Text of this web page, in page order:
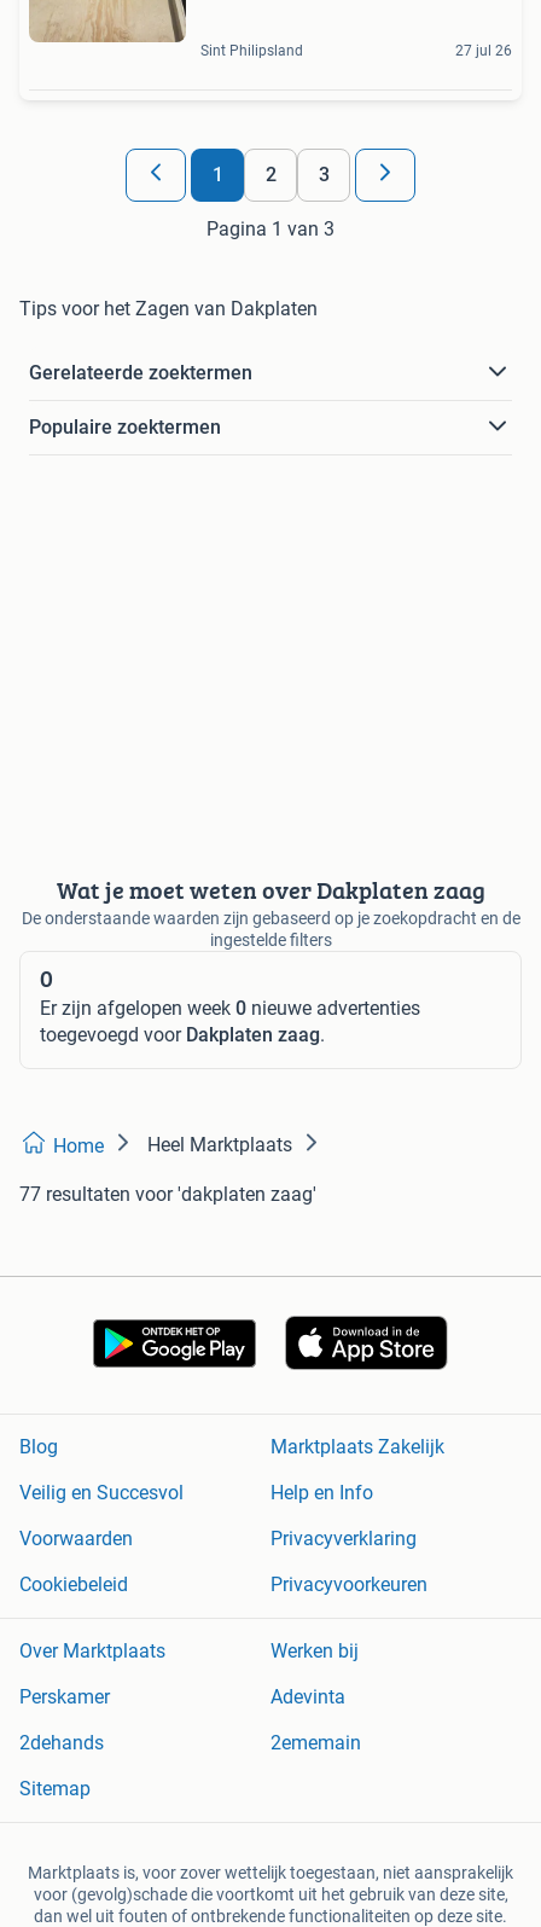
Sint Philipsland 27 jul 26
1 2 3
Pagina 1 van 3
Tips voor het Zagen van Dakplaten
Gerelateerde zoektermen
Populaire zoektermen
Wat je moet weten over Dakplaten zaag
De onderstaande waarden zijn gebaseerd op je zoekopdracht en de
ingestelde filters
0
Er zijn afgelopen week 0 nieuwe advertenties
toegevoegd voor Dakplaten zaag.
Home Heel Marktplaats
77 resultaten voor 'dakplaten zaag'
Blog
Marktplaats Zakelijk
Veilig en Succesvol
Help en Info
Voorwaarden
Privacyverklaring
Cookiebeleid
Privacyvoorkeuren
Over Marktplaats
Werken bij
Perskamer
Adevinta
2dehands
2ememain
Sitemap
Marktplaats is, voor zover wettelijk toegestaan, niet aansprakelijk
voor (gevolg)schade die voortkomt uit het gebruik van deze site,
dan wel uit fouten of ontbrekende functionaliteiten op deze site.